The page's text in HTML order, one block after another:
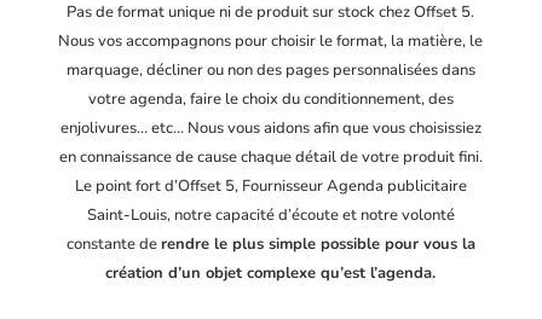
Pas de format unique ni de produit sur stock chez Offset 5.
Nous vos accompagnons pour choisir le format, la matière, le
marquage, décliner ou non des pages personnalisées dans
votre agenda, faire le choix du conditionnement, des
enjolivures… etc… Nous vous aidons afin que vous choisissiez
en connaissance de cause chaque détail de votre produit fini.
Le point fort d’Offset 5, Fournisseur Agenda publicitaire
Saint-Louis, notre capacité d’écoute et notre volonté
constante derendre le plus simple possible pour vous la
création d’un objet complexe qu’est l’agenda.